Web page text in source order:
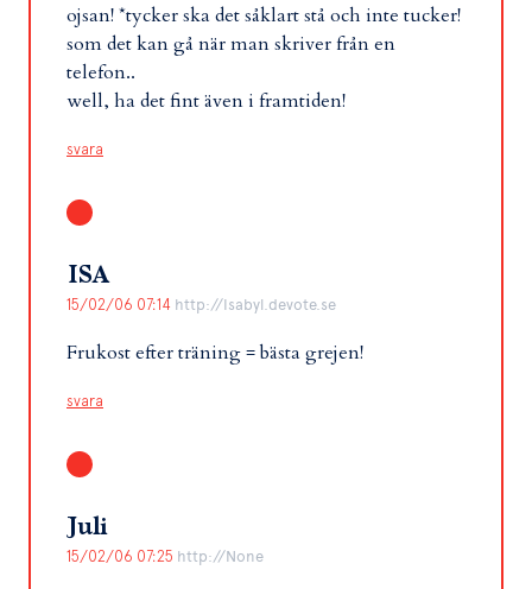
ojsan! *tycker ska det såklart stå och inte tucker!
som det kan gå när man skriver från en
telefon..
well, ha det fint även i framtiden!
svara
ISA
15/02/06 07:14 http://Isabyl.devote.se
Frukost efter träning = bästa grejen!
svara
Juli
15/02/06 07:25 http://None